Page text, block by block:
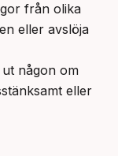
från olika
eller avslöja
någon om
eller